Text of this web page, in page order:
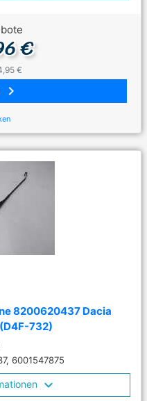
€
€
keyboard_arrow_right
8200620437 Dacia
732)
6001547875